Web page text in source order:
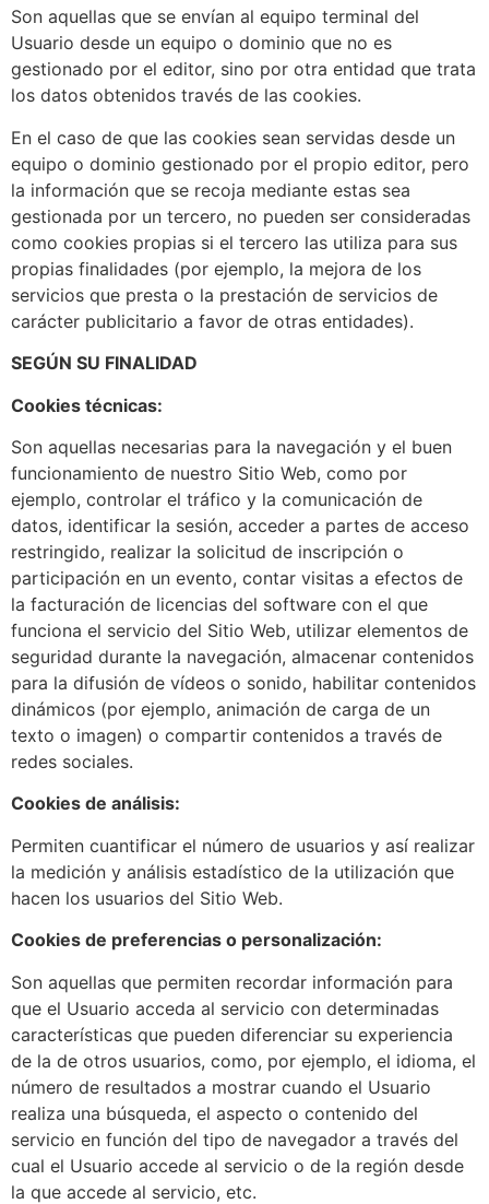
Son aquellas que se envían al equipo terminal del
Usuario desde un equipo o dominio que no es
gestionado por el editor, sino por otra entidad que trata
los datos obtenidos través de las cookies.
En el caso de que las cookies sean servidas desde un
equipo o dominio gestionado por el propio editor, pero
la información que se recoja mediante estas sea
gestionada por un tercero, no pueden ser consideradas
como cookies propias si el tercero las utiliza para sus
propias finalidades (por ejemplo, la mejora de los
servicios que presta o la prestación de servicios de
carácter publicitario a favor de otras entidades).
SEGÚN SU FINALIDAD
Cookies técnicas:
Son aquellas necesarias para la navegación y el buen
funcionamiento de nuestro Sitio Web, como por
ejemplo, controlar el tráfico y la comunicación de
datos, identificar la sesión, acceder a partes de acceso
restringido, realizar la solicitud de inscripción o
participación en un evento, contar visitas a efectos de
la facturación de licencias del software con el que
funciona el servicio del Sitio Web, utilizar elementos de
seguridad durante la navegación, almacenar contenidos
para la difusión de vídeos o sonido, habilitar contenidos
dinámicos (por ejemplo, animación de carga de un
texto o imagen) o compartir contenidos a través de
redes sociales.
Cookies de análisis:
Permiten cuantificar el número de usuarios y así realizar
la medición y análisis estadístico de la utilización que
hacen los usuarios del Sitio Web.
Cookies de preferencias o personalización:
Son aquellas que permiten recordar información para
que el Usuario acceda al servicio con determinadas
características que pueden diferenciar su experiencia
de la de otros usuarios, como, por ejemplo, el idioma, el
número de resultados a mostrar cuando el Usuario
realiza una búsqueda, el aspecto o contenido del
servicio en función del tipo de navegador a través del
cual el Usuario accede al servicio o de la región desde
la que accede al servicio, etc.